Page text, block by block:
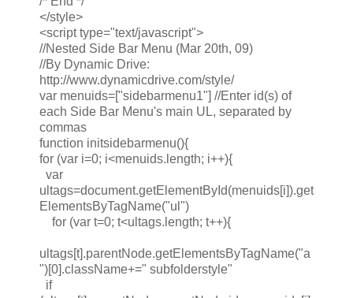
</style>
<script type="text/javascript">
//Nested Side Bar Menu (Mar 20th, 09)
//By Dynamic Drive:
http://www.dynamicdrive.com/style/
var menuids=["sidebarmenu1"] //Enter id(s) of
each Side Bar Menu's main UL, separated by
commas
function initsidebarmenu(){
for (var i=0; i<menuids.length; i++){
var
ultags=document.getElementById(menuids[i]).get
ElementsByTagName("ul")
for (var t=0; t<ultags.length; t++){
ultags[t].parentNode.getElementsByTagName("a
")[0].className+=" subfolderstyle"
if